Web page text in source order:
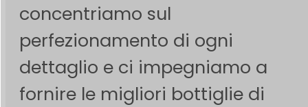
concentriamo sul
perfezionamento di ogni
dettaglio e ci impegniamo a
fornire le migliori bottiglie di